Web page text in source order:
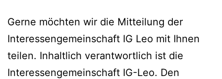
Gerne möchten wir die Mitteilung der
Interessengemeinschaft IG Leo mit Ihnen
teilen. Inhaltlich verantwortlich ist die
Interessengemeinschaft IG-Leo. Den